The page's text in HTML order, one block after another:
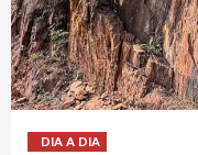
DIA A DIA